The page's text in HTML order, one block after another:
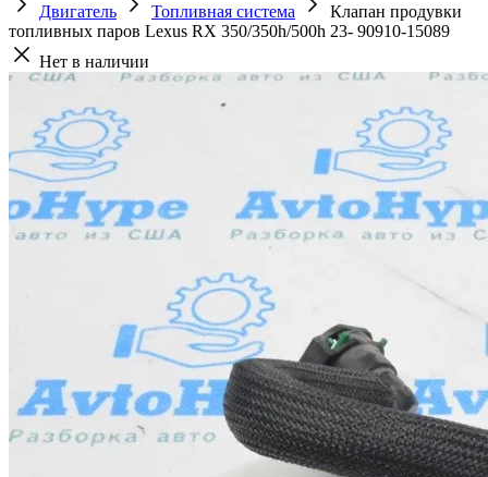
Двигатель
Топливная система
Клапан продувки
топливных паров Lexus RX 350/350h/500h 23- 90910-15089
Нет в наличии